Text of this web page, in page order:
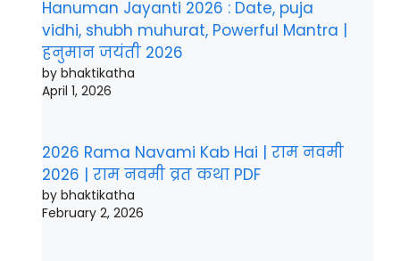
Hanuman Jayanti 2026 : Date, puja
vidhi, shubh muhurat, Powerful Mantra |
हनुमान जयंती 2026
by bhaktikatha
April 1, 2026
2026 Rama Navami Kab Hai | राम नवमी
2026 | राम नवमी व्रत कथा PDF
by bhaktikatha
February 2, 2026